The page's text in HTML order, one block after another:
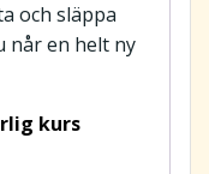
och släppa
når en helt ny
kurs